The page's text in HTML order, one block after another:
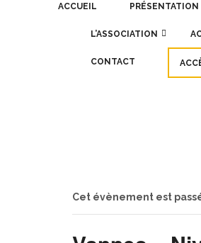
ACCUEIL PRÉSENTATION
L’ASSOCIATION
CONTACT
Cet évènement est